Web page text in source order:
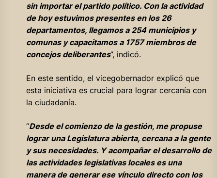
sin importar el partido político. Con la actividad
de hoy estuvimos presentes en los 26
departamentos, llegamos a 254 municipios y
comunas y capacitamos a 1757 miembros de
concejos deliberantes”, indicó.
En este sentido, el vicegobernador explicó que
esta iniciativa es crucial para lograr cercanía con
la ciudadanía.
“Desde el comienzo de la gestión, me propuse
lograr una Legislatura abierta, cercana a la gente
y sus necesidades. Y acompañar el desarrollo de
las actividades legislativas locales es una
manera de generar ese vínculo directo con los